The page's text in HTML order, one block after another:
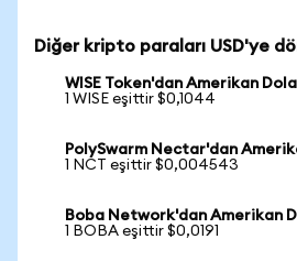
Diğer kripto paraları USD'ye
WISE Token'dan Amerikan
1 WISE eşittir $0,1044
PolySwarm Nectar'dan
1 NCT eşittir $0,004543
Boba Network'dan Amerikan
1 BOBA eşittir $0,0191